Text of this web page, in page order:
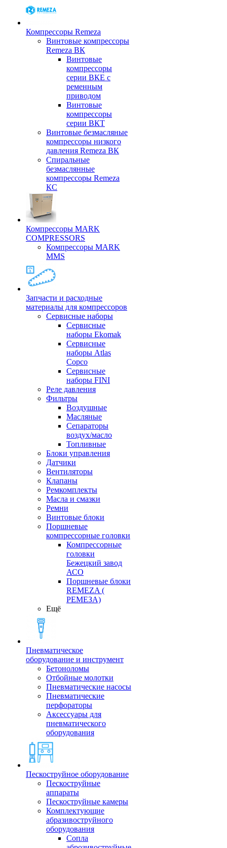
Компрессоры Remeza
Винтовые компрессоры
Remeza ВК
Винтовые
компрессоры
серии ВКЕ с
ременным
приводом
Винтовые
компрессоры
серии ВКТ
Винтовые безмасляные
компрессоры низкого
давления Remeza ВК
Спиральные
безмаслянные
компрессоры Remeza
КС
Компрессоры MARK
COMPRESSORS
Компрессоры MARK
MMS
Запчасти и расходные
материалы для компрессоров
Cервисные наборы
Сервисные
наборы Ekomak
Cервисные
наборы Atlas
Copco
Сервисные
наборы FINI
Реле давления
Фильтры
Воздушные
Масляные
Сепараторы
воздух/масло
Топливные
Блоки управления
Датчики
Вентиляторы
Клапаны
Ремкомплекты
Масла и смазки
Ремни
Винтовые блоки
Поршневые
компрессорные головки
Компрессорные
головки
Бежецкий завод
АСО
Поршневые блоки
REMEZA (
РЕМЕЗА)
Ещё
Пневматическое
оборудование и инструмент
Бетоноломы
Отбойные молотки
Пневматические насосы
Пневматические
перфораторы
Аксессуары для
пневматического
оборудования
Пескоструйное оборудование
Пескоструйные
аппараты
Пескоструйные камеры
Комплектующие
абразивоструйного
оборудования
Сопла